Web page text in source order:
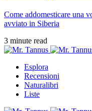
Come addomesticare una
avviato in Siberia
3 minute read
Esplora
Recensioni
Naturalibri
Liste